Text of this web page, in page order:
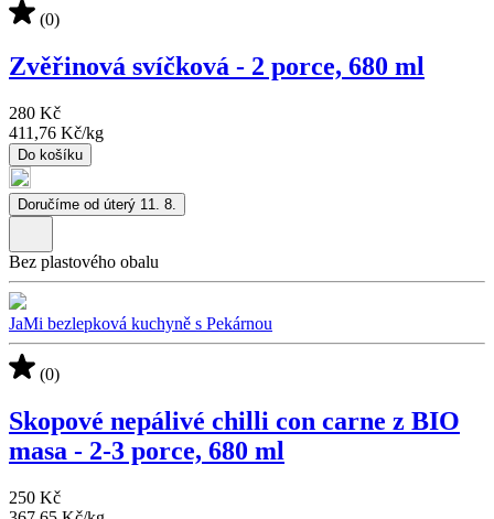
(0)
Zvěřinová svíčková - 2 porce, 680 ml
280 Kč
411,76 Kč/kg
Do košíku
Doručíme od úterý 11. 8.
Bez plastového obalu
JaMi bezlepková kuchyně s Pekárnou
(0)
Skopové nepálivé chilli con carne z BIO
masa - 2-3 porce, 680 ml
250 Kč